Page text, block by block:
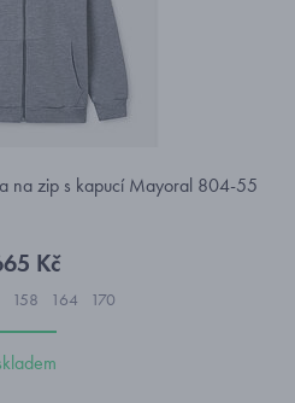
na zip s kapucí Mayoral 804-55
Kč
158 164 170